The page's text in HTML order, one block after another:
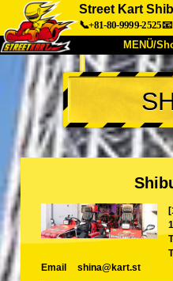
Street Kart
📞+81-80-9999-2525📧
MENÜ/
Über uns
Anfahrt
Unternehmen
Shop
Tokio Shinagawa
Tokio Akihabara#2
Tokio Shibuya Annex
Email
shina@kart.st